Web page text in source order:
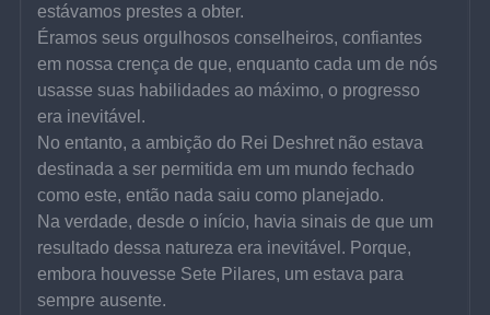
estávamos prestes a obter.
Éramos seus orgulhosos conselheiros, confiantes
em nossa crença de que, enquanto cada um de nós
usasse suas habilidades ao máximo, o progresso
era inevitável.
No entanto, a ambição do Rei Deshret não estava
destinada a ser permitida em um mundo fechado
como este, então nada saiu como planejado.
Na verdade, desde o início, havia sinais de que um
resultado dessa natureza era inevitável. Porque,
embora houvesse Sete Pilares, um estava para
sempre ausente.